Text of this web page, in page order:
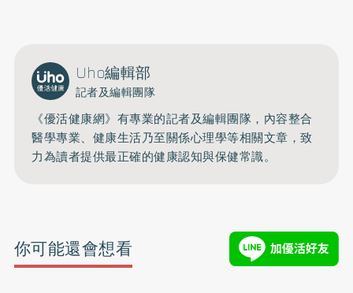
Uho編輯部
記者及編輯團隊
《優活健康網》有專業的記者及編輯團隊，內容整合
醫學專業、健康生活乃至關係心理學等相關文章，致
力為讀者提供最正確的健康認知與保健常識。
你可能還會想看